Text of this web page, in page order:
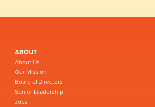
ABOUT
About Us
Our Mission
Board of Directors
Senior Leadership
Jobs